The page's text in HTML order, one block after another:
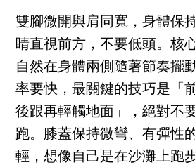
雙腳微開與肩同寬，身體保
睛直視前方，不要低頭。核
自然在身體兩側隨著節奏擺
率要快，最關鍵的技巧是「
後跟再輕觸地面」，絕對不
跑。膝蓋保持微彎、有彈性
輕，想像自己是在沙灘上跑